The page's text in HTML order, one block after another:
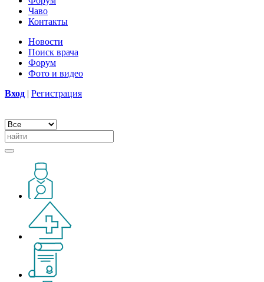
Чаво
Контакты
Новости
Поиск врача
Форум
Фото и видео
Вход | Регистрация